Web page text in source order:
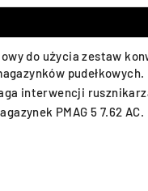
do użycia zestaw
pudełkowych.
interwencji
PMAG 5 7.62 AC.